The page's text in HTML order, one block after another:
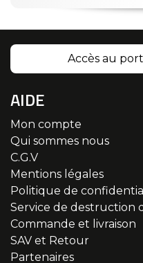
Accès au
AIDE
Mon compte
Qui sommes nous
C.G.V
Mentions légales
Politique de
Service de destruction
Commande et livraison
SAV et Retour
Partenaires